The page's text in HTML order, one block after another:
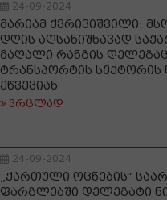
24-09-2024
მარიამ ქვრივიშვილი:
დღის აღსანიშნავად
მაღალი რანგის
ტრანსპორტის სექტორის
ეწვევიან
ვრცლად
24-09-2024
„ქართული ოცნების“
ფარგლებში დელეგატი